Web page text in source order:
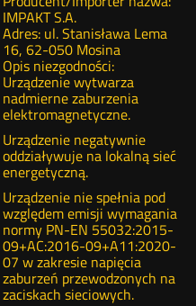
IMPAKT S.A.
Adres: ul. Stanisława Lema
16, 62-050 Mosina
Opis niezgodności:
Urządzenie wytwarza
nadmierne zaburzenia
elektromagnetyczne.
Urządzenie negatywnie
oddziaływuje na lokalną sieć
energetyczną.
Urządzenie nie spełnia pod
względem emisji wymagania
normy PN-EN 55032:2015-
09+AC:2016-09+A11:2020-
07 w zakresie napięcia
zaburzeń przewodzonych na
zaciskach sieciowych.